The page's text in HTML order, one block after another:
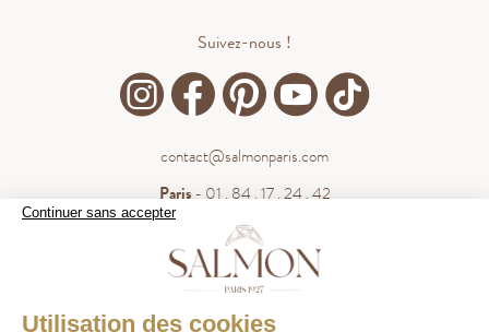
Continuer sans accepter
Utilisation des cookies
WHATSAPP
Suivez-nous !
contact@salmonparis.com
Paris- 01 . 84 . 17 . 24 . 42
- 05 . 35 . 54 . 45 . 53
WhatsApp- 07 . 81 . 63 . 76 . 57